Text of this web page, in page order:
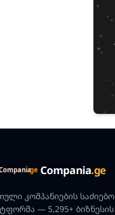
Compania.ge
კომპანიების საძიებო
— 5,295+ ბიზნესის